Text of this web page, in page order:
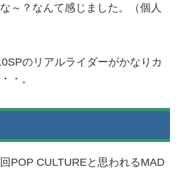
～？なんて感じました。（個人
のリアルライダーがかなりカ
・。
POP CULTUREと思われるMAD